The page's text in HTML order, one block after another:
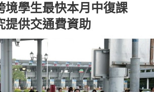
境學生最快本月中復課
提供交通費資助